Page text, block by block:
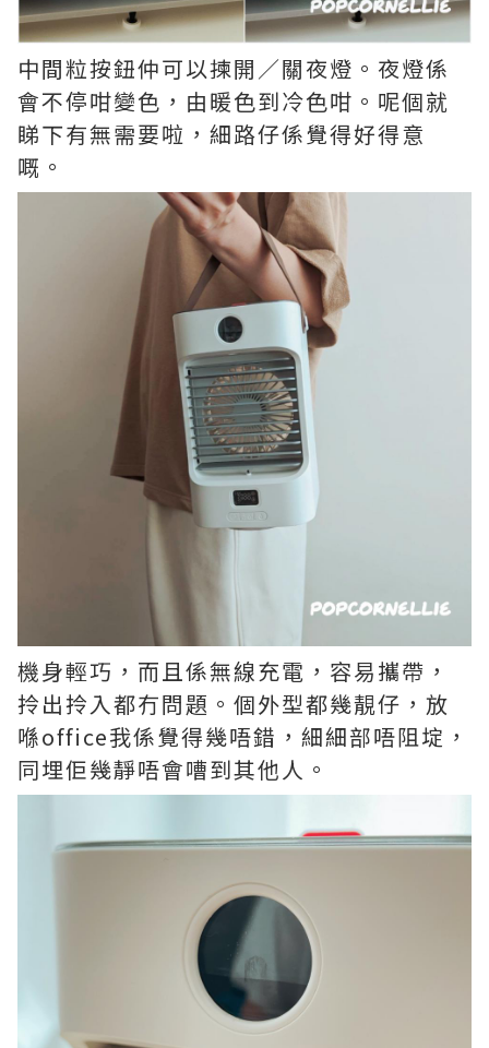
中間粒按鈕仲可以揀開／關夜燈。夜燈係
會不停咁變色，由暖色到冷色咁。呢個就
睇下有無需要啦，細路仔係覺得好得意
嘅。
機身輕巧，而且係無線充電，容易攜帶，
拎出拎入都冇問題。個外型都幾靚仔，放
喺office我係覺得幾唔錯，細細部唔阻埞，
同埋佢幾靜唔會嘈到其他人。